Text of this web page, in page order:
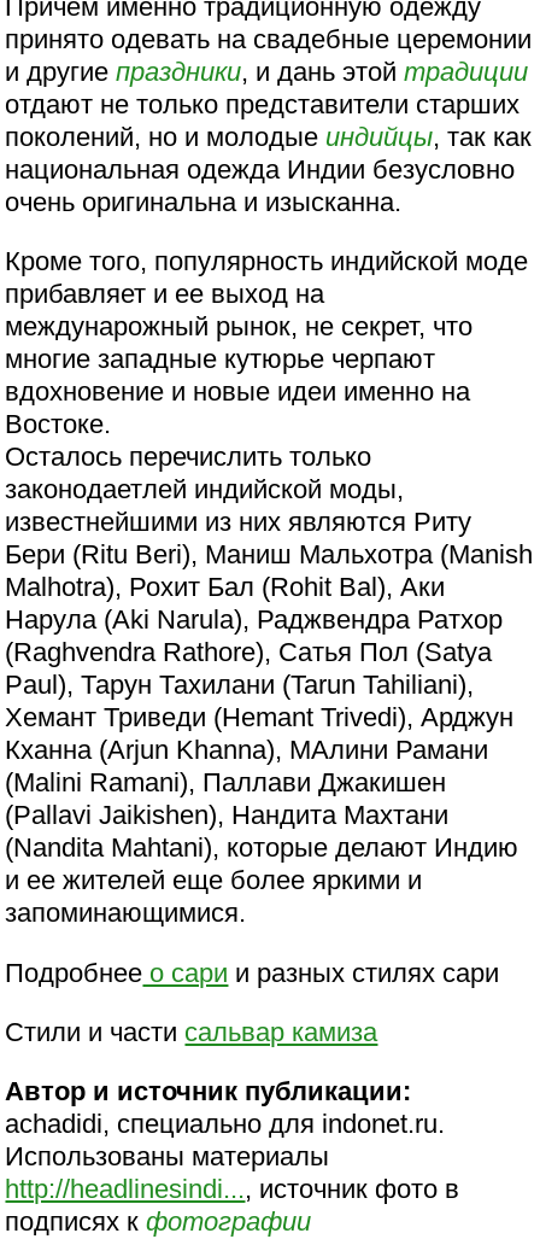
Причем именно традиционную одежду
принято одевать на свадебные церемонии
и другиепраздники, и дань этойтрадиции
отдают не только представители старших
поколений, но и молодые индийцы, так как
национальная одежда Индии безусловно
очень оригинальна и изысканна.
Кроме того, популярность индийской моде
прибавляет и ее выход на
междунарожный рынок, не секрет, что
многие западные кутюрье черпают
вдохновение и новые идеи именно на
Востоке.
Осталось перечислить только
законодаетлей индийской моды,
известнейшими из них являются Риту
Бери (Ritu Beri), Маниш Мальхотра (Manish
Malhotra), Рохит Бал (Rohit Bal), Аки
Нарула (Aki Narula), Раджвендра Ратхор
(Raghvendra Rathore), Сатья Пол (Satya
Paul), Тарун Тахилани (Tarun Tahiliani),
Хемант Триведи (Hemant Trivedi), Арджун
Кханна (Arjun Khanna), МАлини Рамани
(Malini Ramani), Паллави Джакишен
(Pallavi Jaikishen), Нандита Махтани
(Nandita Mahtani), которые делают Индию
и ее жителей еще более яркими и
запоминающимися.
Подробнее о сари и разных стилях сари
Стили и части сальвар камиза
Автор и источник публикации:
achadidi, специально для indonet.ru.
Использованы материалы
http://headlinesindi..., источник фото в
подписях кфотографии